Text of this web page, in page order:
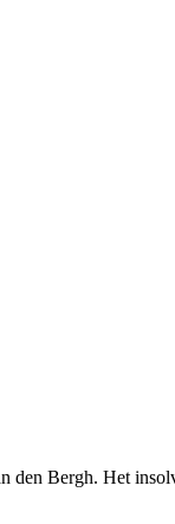
Bergh. Het